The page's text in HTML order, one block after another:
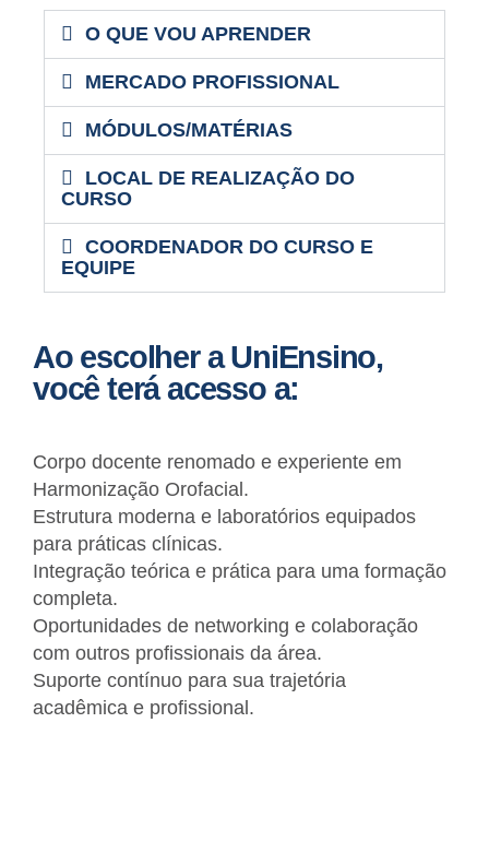
O QUE VOU APRENDER
MERCADO PROFISSIONAL
MÓDULOS/MATÉRIAS
LOCAL DE REALIZAÇÃO DO
CURSO
COORDENADOR DO CURSO E
EQUIPE
Ao escolher a UniEnsino,
você terá acesso a:
Corpo docente renomado e experiente em
Harmonização Orofacial.
Estrutura moderna e laboratórios equipados
para práticas clínicas.
Integração teórica e prática para uma formação
completa.
Oportunidades de networking e colaboração
com outros profissionais da área.
Suporte contínuo para sua trajetória
acadêmica e profissional.